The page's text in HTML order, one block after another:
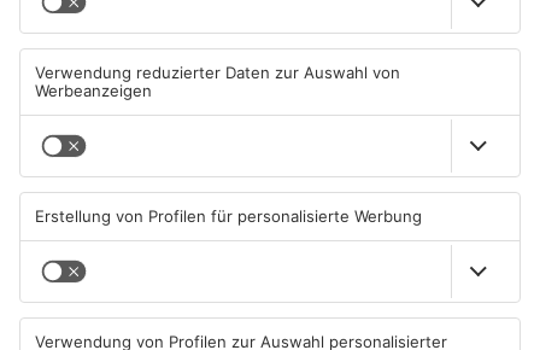
Karlstein: Brennender Lkw
sorgt für Vollsperrung auf
A45
10.08.2026, 11:14 UHR IN KREIS
ASCHAFFENBURG
inzwischen gelöscht
10.08.2026, 06:07 UHR IN KREIS
ASCHAFFENBURG